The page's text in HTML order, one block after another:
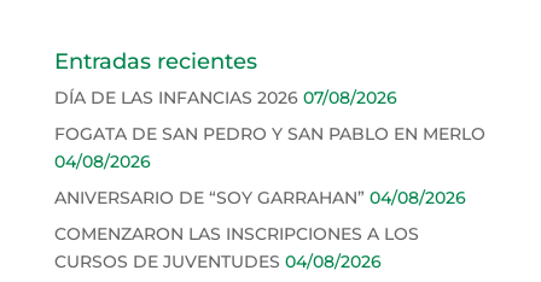
Entradas recientes
DÍA DE LAS INFANCIAS 2026 07/08/2026
FOGATA DE SAN PEDRO Y SAN PABLO EN MERLO
04/08/2026
ANIVERSARIO DE “SOY GARRAHAN” 04/08/2026
COMENZARON LAS INSCRIPCIONES A LOS
CURSOS DE JUVENTUDES 04/08/2026